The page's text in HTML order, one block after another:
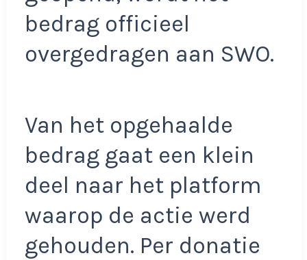
bedrag officieel
overgedragen aan SWO.
Van het opgehaalde
bedrag gaat een klein
deel naar het platform
waarop de actie werd
gehouden. Per donatie